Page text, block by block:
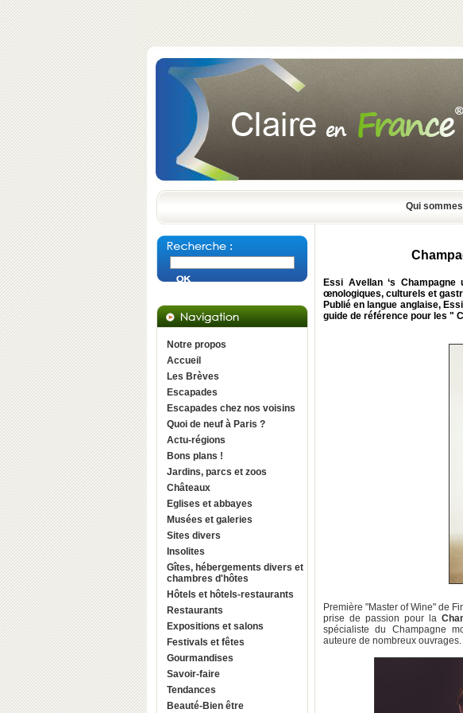
Qui
Notre propos
Accueil
Les Brèves
Escapades
Escapades chez nos voisins
Quoi de neuf à Paris ?
Actu-régions
Bons plans !
Jardins, parcs et zoos
Châteaux
Eglises et abbayes
Musées et galeries
Sites divers
Insolites
Gîtes, hébergements divers et
chambres d'hôtes
Hôtels et hôtels-restaurants
Restaurants
Expositions et salons
Festivals et fêtes
Gourmandises
Savoir-faire
Tendances
Beauté-Bien être
Essi Avellan ‘s Champagne
œnologiques, culturels et
Publié en langue anglaise,
guide de référence pour les "
Première "Master of Wine" de
prise de passion pour la
spécialiste du Champagne
auteure de nombreux ouvrages.